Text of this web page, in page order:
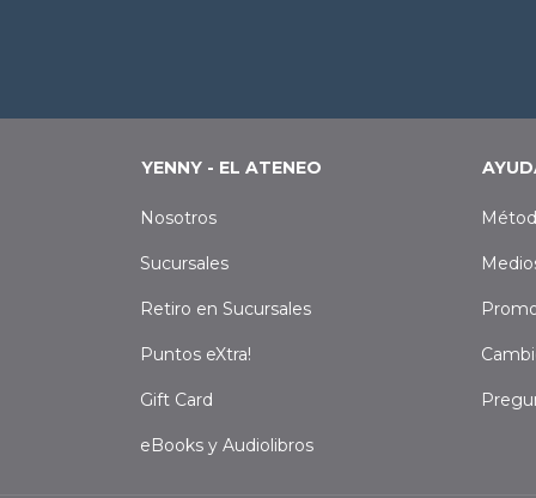
YENNY - EL ATENEO
Nosotros
Sucursales
Retiro en Sucursales
Puntos eXtra!
Gift Card
eBooks y Audiolibros